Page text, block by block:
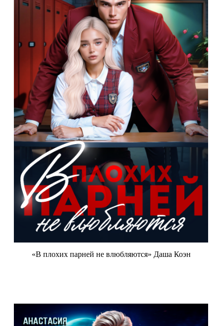
«В плохих парней не влюбляются» Даша Коэн